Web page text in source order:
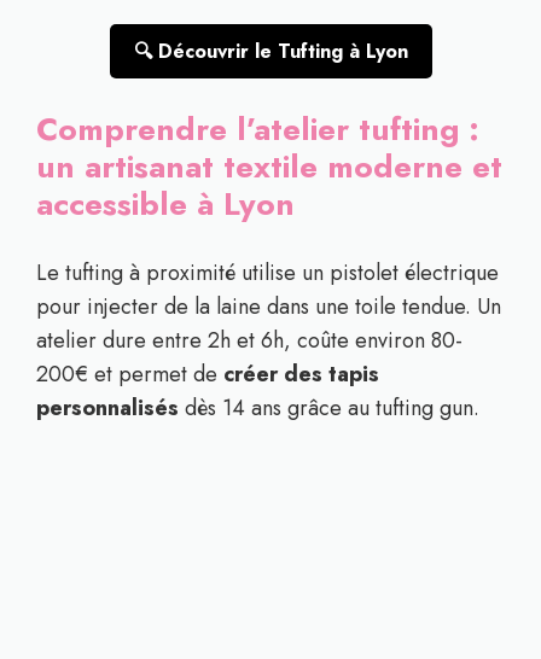
🔍 Découvrir le Tufting à Lyon
Comprendre l’atelier tufting :
un artisanat textile moderne et
accessible à Lyon
Le tufting à proximité utilise un pistolet électrique
pour injecter de la laine dans une toile tendue. Un
atelier dure entre 2h et 6h, coûte environ 80-
200€ et permet de créer des tapis
personnalisés dès 14 ans grâce au tufting gun.